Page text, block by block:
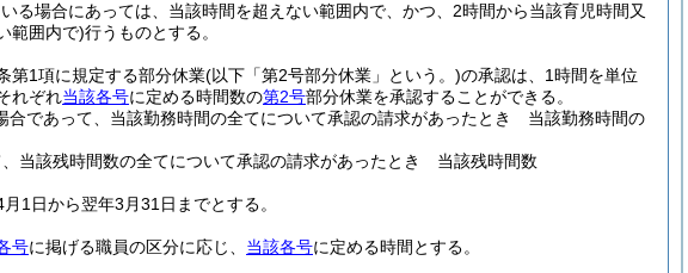
る場合にあっては、当該時間を超えない範囲内で、かつ、2時間から当該育児時間又
範囲内で)行うものとする。
第1項に規定する部分休業(以下「第2号部分休業」という。)の承認は、1時間を単位
れぞれ当該各号に定める時間数の第2号部分休業を承認することができる。
合であって、当該勤務時間の全てについて承認の請求があったとき 当該勤務時間の
当該残時間数の全てについて承認の請求があったとき 当該残時間数
1日から翌年3月31日までとする。
号に掲げる職員の区分に応じ、 当該各号に定める時間とする。